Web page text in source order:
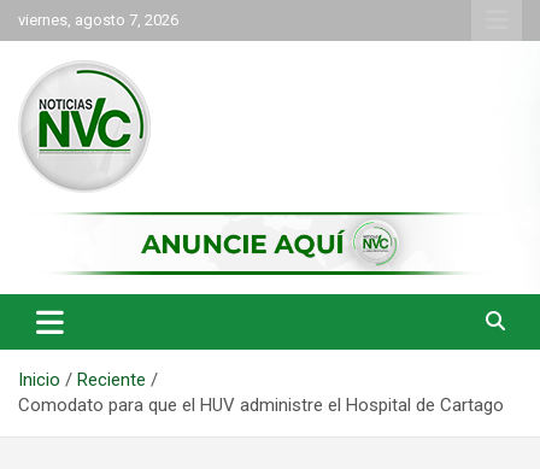
Saltar
al
contenido
viernes, agosto 7, 2026
NVC Noticias
Inicio
Reciente
Comodato para que el HUV administre el Hospital de Cartago